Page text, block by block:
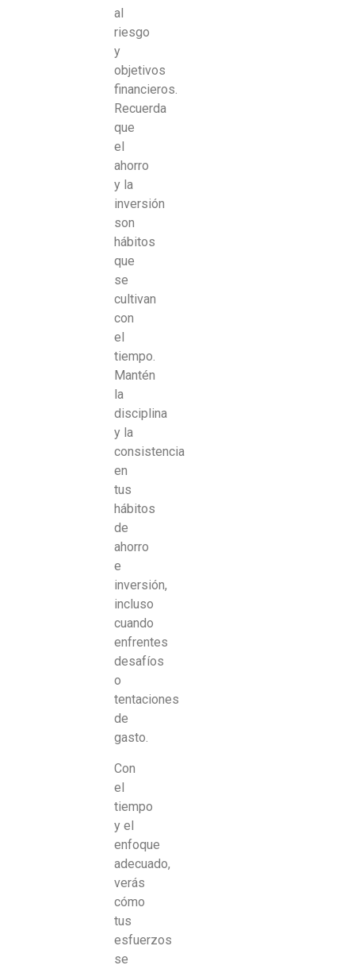
al
riesgo
y
objetivos
financieros.
Recuerda
que
el
ahorro
y la
inversión
son
hábitos
que
se
cultivan
con
el
tiempo.
Mantén
la
disciplina
y la
consistencia
en
tus
hábitos
de
ahorro
e
inversión,
incluso
cuando
enfrentes
desafíos
o
tentaciones
de
gasto.
Con
el
tiempo
y el
enfoque
adecuado,
verás
cómo
tus
esfuerzos
se